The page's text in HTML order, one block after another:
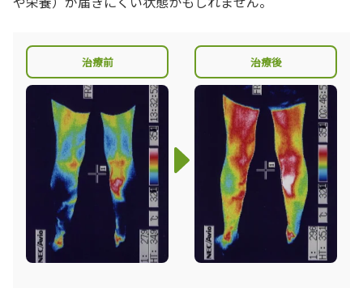
治療前 治療後